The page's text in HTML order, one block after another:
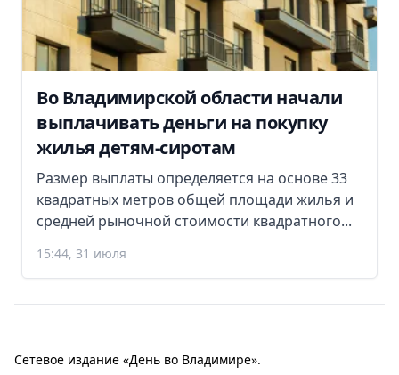
Во Владимирской области начали
выплачивать деньги на покупку
жилья детям-сиротам
Размер выплаты определяется на основе 33
квадратных метров общей площади жилья и
средней рыночной стоимости квадратного...
15:44, 31 июля
Сетевое издание «День во Владимире».